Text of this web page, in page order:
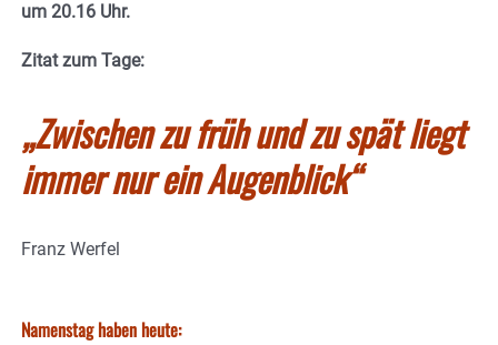
um 20.16 Uhr.
Zitat zum Tage:
„Zwischen zu früh und zu spät liegt
immer nur ein Augenblick“
Franz Werfel
Namenstag haben heute: